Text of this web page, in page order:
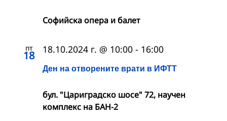
Софийска опера и балет
пт
18
Ден на отворените врати в ИФТТ
18.10.2024 г. @ 10:00 - 16:00
бул. "Цариградско шосе" 72, научен
комплекс на БАН-2